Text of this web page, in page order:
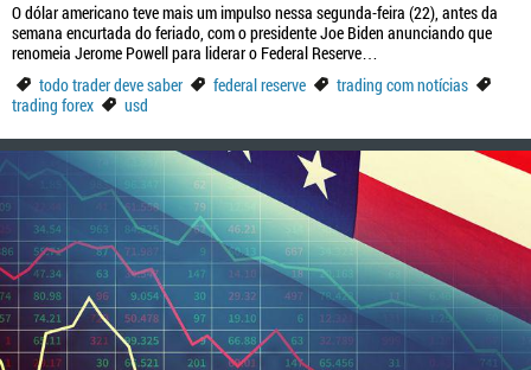
O dólar americano teve mais um impulso nessa segunda-feira (22), antes da
semana encurtada do feriado, com o presidente Joe Biden anunciando que
renomeia Jerome Powell para liderar o Federal Reserve…
todo trader deve saber
federal reserve
trading com notícias
trading forex
usd